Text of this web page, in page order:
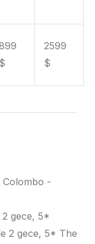
$
2599
$
Colombo -
gece, 5*
2 gece, 5* The